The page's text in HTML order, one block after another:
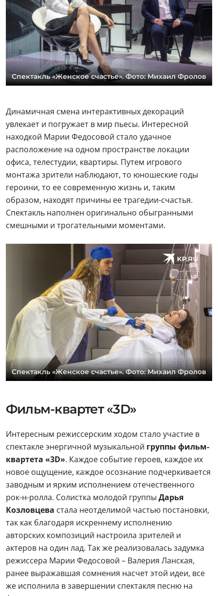
Спектакль «Женское счастье». Фото: Михаил Фролов
Динамичная смена интерактивных декораций
увлекает и погружает в мир пьесы. Интересной
находкой Марии Федосовой стало удачное
расположение на одном пространстве локации
офиса, телестудии, квартиры. Путем игрового
монтажа зрители наблюдают, то юношеские годы
героини, то ее современную жизнь и, таким
образом, находят причины ее трагедии-счастья.
Спектакль наполнен оригинально обыгранными
смешными и трогательными моментами.
Спектакль «Женское счастье». Фото: Михаил Фролов
Фильм-квартет «3D»
Интересным режиссерским ходом стало участие в
спектакле энергичной музыкальной группы фильм-
квартета «3D». Каждое событие героев, каждое их
новое ощущение, каждое осознание подчеркивается
заводным и ярким исполнением отечественного
рок-н-ролла. Солистка молодой группы Дарья
Козловцева стала неотделимой частью постановки,
так как благодаря искреннему исполнению
авторских композиций настроила зрителей и
актеров на один лад. Так же реализовалась задумка
режиссера Марии Федосовой – Валерия Ланская,
ранее выражавшая сомнения насчет этой идеи, все
же исполнила в завершении спектакля песню на